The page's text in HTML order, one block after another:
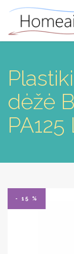
dėžė
- 15 %